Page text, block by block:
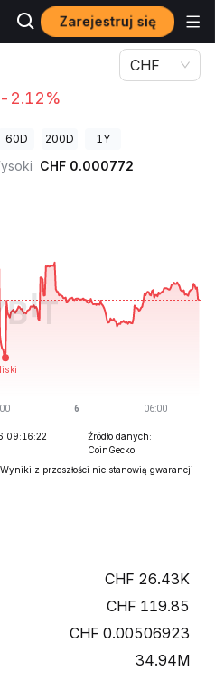
Zarejestruj się
GRDX
-2.12%
CHF
60D 200D 1Y
CHF 0.000772
09:16:22
Źródło danych:
CoinGecko
z przeszłości nie stanowią gwarancji
26.43K
119.85
0.00506923
34.94M